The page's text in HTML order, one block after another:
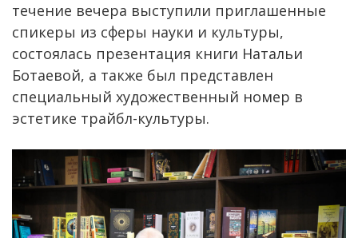
течение вечера выступили приглашенные
спикеры из сферы науки и культуры,
состоялась презентация книги Натальи
Ботаевой, а также был представлен
специальный художественный номер в
эстетике трайбл-культуры.